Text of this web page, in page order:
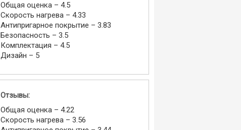
Общая оценка – 4.5
Скорость нагрева – 4.33
Антипригарное покрытие – 3.83
Безопасность – 3.5
Комплектация – 4.5
Дизайн – 5
Отзывы:
Общая оценка – 4.22
Скорость нагрева – 3.56